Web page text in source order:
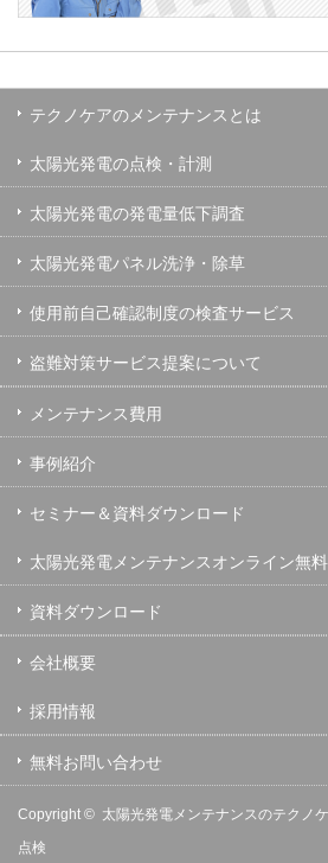
テクノケアのメンテナンスとは
太陽光発電の点検・計測
太陽光発電の発電量低下調査
太陽光発電パネル洗浄・除草
使用前自己確認制度の検査サービス
盗難対策サービス提案について
メンテナンス費用
事例紹介
セミナー＆資料ダウンロード
太陽光発電メンテナンスオンライン無
資料ダウンロード
会社概要
採用情報
無料お問い合わせ
Copyright © 太陽光発電メンテナンスのテクノ
点検